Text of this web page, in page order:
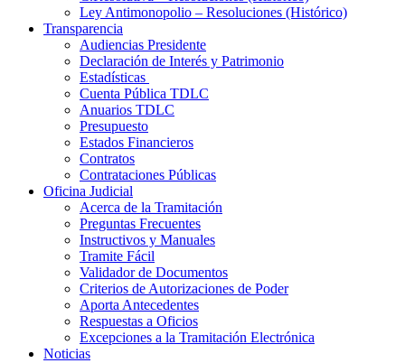
Ley Antimonopolio – Resoluciones (Histórico)
Transparencia
Audiencias Presidente
Declaración de Interés y Patrimonio
Estadísticas
Cuenta Pública TDLC
Anuarios TDLC
Presupuesto
Estados Financieros
Contratos
Contrataciones Públicas
Oficina Judicial
Acerca de la Tramitación
Preguntas Frecuentes
Instructivos y Manuales
Tramite Fácil
Validador de Documentos
Criterios de Autorizaciones de Poder
Aporta Antecedentes
Respuestas a Oficios
Excepciones a la Tramitación Electrónica
Noticias